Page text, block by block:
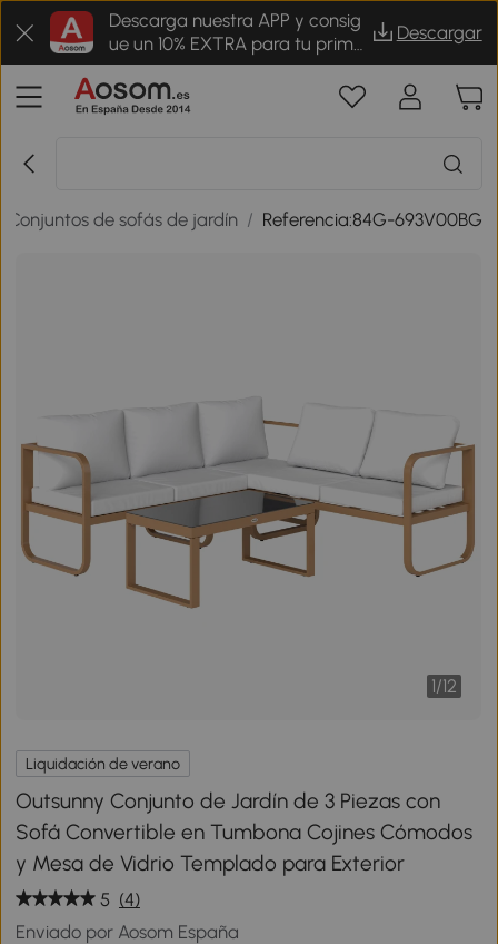
Descarga nuestra APP y consig
ue un 10% EXTRA para tu prime
r pedido
Descargar
Conjuntos de sofás de jardín / Referencia:84G-693V00BG
1/12
Liquidación de verano
Outsunny Conjunto de Jardín de 3 Piezas con
Sofá Convertible en Tumbona Cojines Cómodos
y Mesa de Vidrio Templado para Exterior
5 (4)
Enviado por Aosom España